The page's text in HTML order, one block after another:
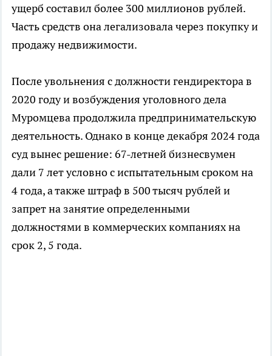
ущерб составил более 300 миллионов рублей.
Часть средств она легализовала через покупку и
продажу недвижимости.
После увольнения с должности гендиректора в
2020 году и возбуждения уголовного дела
Муромцева продолжила предпринимательскую
деятельность. Однако в конце декабря 2024 года
суд вынес решение: 67-летней бизнесвумен
дали 7 лет условно с испытательным сроком на
4 года, а также штраф в 500 тысяч рублей и
запрет на занятие определенными
должностями в коммерческих компаниях на
срок 2, 5 года.